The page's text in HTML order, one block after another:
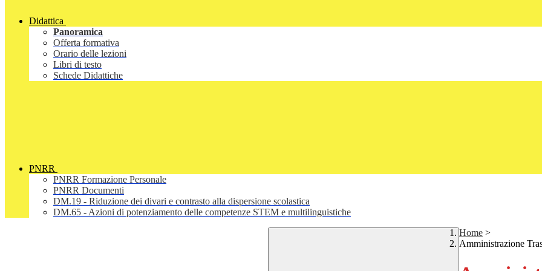
Didattica
Panoramica
Offerta formativa
Orario delle lezioni
Libri di testo
Schede Didattiche
PNRR
PNRR Formazione Personale
PNRR Documenti
DM.19 - Riduzione dei divari e contrasto alla dispersione scolastica
DM.65 - Azioni di potenziamento delle competenze STEM e multilinguistiche
Home >
Amministrazione